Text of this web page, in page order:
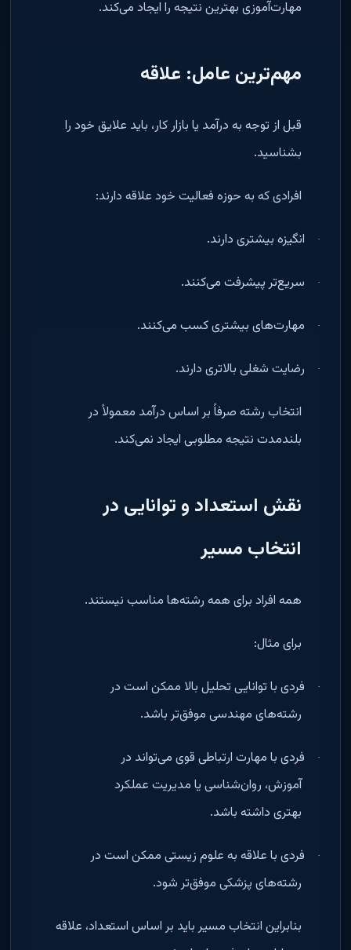
مهارت‌آموزی بهترین نتیجه را ایجاد می‌کند.
مهم‌ترین عامل: علاقه
قبل از توجه به درآمد یا بازار کار، باید علایق خود را
بشناسید.
افرادی که به حوزه فعالیت خود علاقه دارند:
· انگیزه بیشتری دارند.
· سریع‌تر پیشرفت می‌کنند.
· مهارت‌های بیشتری کسب می‌کنند.
· رضایت شغلی بالاتری دارند.
انتخاب رشته صرفاً بر اساس درآمد معمولاً در
بلندمدت نتیجه مطلوبی ایجاد نمی‌کند.
نقش استعداد و توانایی در
انتخاب مسیر
همه افراد برای همه رشته‌ها مناسب نیستند.
برای مثال:
·
فردی با توانایی تحلیل بالا ممکن است در
رشته‌های مهندسی موفق‌تر باشد.
·
فردی با مهارت ارتباطی قوی می‌تواند در
آموزش، روان‌شناسی یا مدیریت عملکرد
بهتری داشته باشد.
·
فردی با علاقه به علوم زیستی ممکن است در
رشته‌های پزشکی موفق‌تر شود.
بنابراین انتخاب مسیر باید بر اساس استعداد، علاقه